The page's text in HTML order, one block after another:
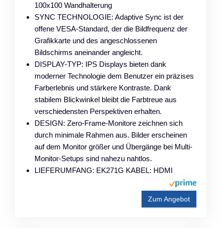
100x100 Wandhalterung
SYNC TECHNOLOGIE: Adaptive Sync ist der
offene VESA-Standard, der die Bildfrequenz der
Grafikkarte und des angeschlossenen
Bildschirms aneinander angleicht.
DISPLAY-TYP: IPS Displays bieten dank
moderner Technologie dem Benutzer ein präzises
Farberlebnis und stärkere Kontraste. Dank
stabilem Blickwinkel bleibt die Farbtreue aus
verschiedensten Perspektiven erhalten.
DESIGN: Zero-Frame-Monitore zeichnen sich
durch minimale Rahmen aus. Bilder erscheinen
auf dem Monitor größer und Übergänge bei Multi-
Monitor-Setups sind nahezu nahtlos.
LIEFERUMFANG: EK271G KABEL: HDMI
Zum Angebot